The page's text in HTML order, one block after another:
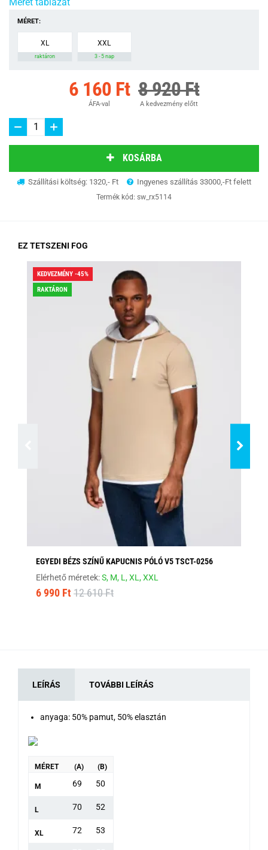
MÉRET:
XL
raktáron
XXL
3 - 5 nap
6 160 Ft
ÁFA-val
8 920 Ft
A kedvezmény előtt
KOSÁRBA
Szállítási költség: 1320,- Ft Ingyenes szállítás 33000,-Ft felett
Termék kód: sw_rx5114
EZ TETSZENI FOG
KEDVEZMÉNY -45%
RAKTÁRON
EGYEDI BÉZS SZÍNŰ KAPUCNIS PÓLÓ V5 TSCT-0256
Elérhető méretek:S, M, L,XL,XXL
6 990 Ft 12 610 Ft
LEÍRÁS TOVÁBBI LEÍRÁS
anyaga: 50% pamut, 50% elasztán
MÉRET (A) (B)
M 69 50
L 70 52
XL 72 53